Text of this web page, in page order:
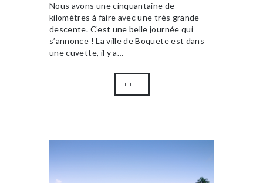
Nous avons une cinquantaine de
kilomètres à faire avec une très grande
descente. C’est une belle journée qui
s’annonce ! La ville de Boquete est dans
une cuvette, il y a…
+++